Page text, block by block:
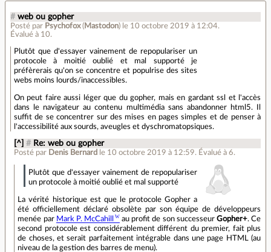
# web ou gopher
Posté par Psychofox( Mastodon) le 10 octobre 2019 à 12:04.
Évalué à 10.
Plutôt que d'essayer vainement de repopulariser un
protocole à moitié oublié et mal supporté je
préfèrerais qu'on se concentre et populrise des sites
webs moins lourds/inaccessibles.
On peut faire aussi léger que du gopher, mais en gardant ssl et l'accès
dans le navigateur au contenu multimédia sans abandonner html5. Il
suffit de se concentrer sur des mises en pages simples et de penser à
l'accessibilité aux sourds, aveugles et dyschromatopsiques.
[^] # Re: web ou gopher
Posté par Denis Bernard le 10 octobre 2019 à 12:59. Évalué à6.
Plutôt que d'essayer vainement de repopulariser
un protocole à moitié oublié et mal supporté
La vérité historique est que le protocole Gopher a
été officiellement déclaré obsolète par son équipe de développeurs
menée par Mark P. McCahill au profit de son successeur Gopher+. Ce
second protocole est considérablement différent du premier, fait plus
de choses, et serait parfaitement intégrable dans une page HTML (au
niveau de la gestion des barres de menu).